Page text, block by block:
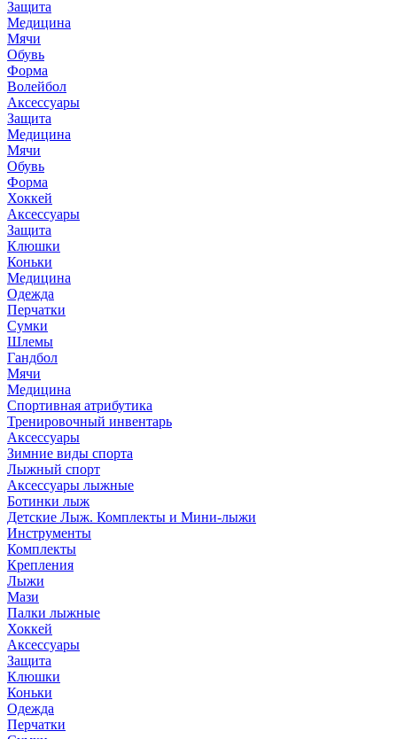
Защита
Медицина
Мячи
Обувь
Форма
Волейбол
Аксессуары
Защита
Медицина
Мячи
Обувь
Форма
Хоккей
Аксессуары
Защита
Клюшки
Коньки
Медицина
Одежда
Перчатки
Сумки
Шлемы
Гандбол
Мячи
Медицина
Спортивная атрибутика
Тренировочный инвентарь
Аксессуары
Зимние виды спорта
Лыжный спорт
Аксессуары лыжные
Ботинки лыж
Детские Лыж. Комплекты и Мини-лыжи
Инструменты
Комплекты
Крепления
Лыжи
Мази
Палки лыжные
Хоккей
Аксессуары
Защита
Клюшки
Коньки
Одежда
Перчатки